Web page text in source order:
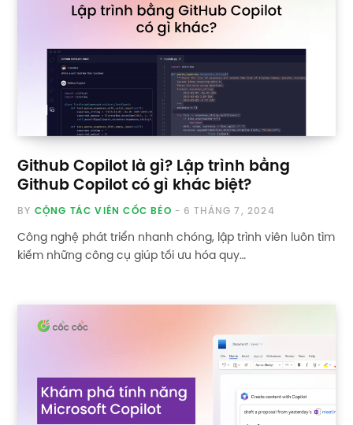
Github Copilot là gì? Lập trình bằng
Github Copilot có gì khác biệt?
BY CỘNG TÁC VIÊN CỐC BÉO 6 THÁNG 7, 2024
Công nghệ phát triển nhanh chóng, lập trình viên luôn tìm
kiếm những công cụ giúp tối ưu hóa quy…